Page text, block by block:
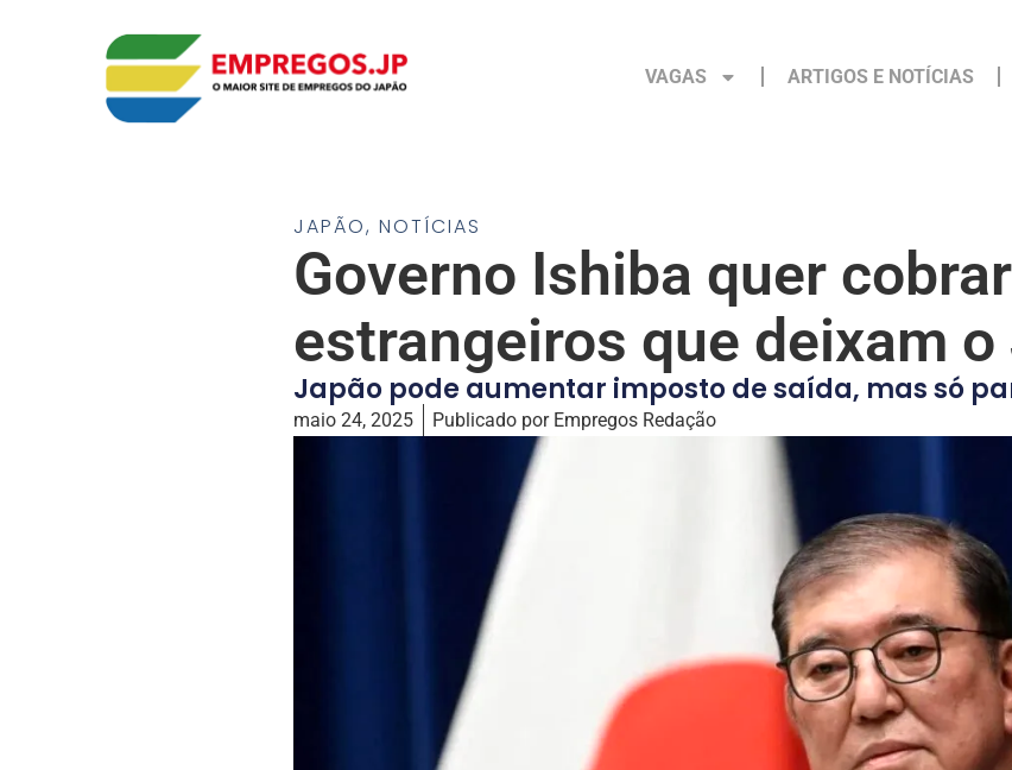
VAGAS ARTIGOS E NOTÍCIAS
JAPÃO, NOTÍCIAS
Governo Ishiba quer
estrangeiros que deixam o
Japão pode aumentar imposto de saída, mas só
maio 24, 2025 Publicado porEmpregos Redação